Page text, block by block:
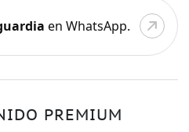
en WhatsApp.
PREMIUM